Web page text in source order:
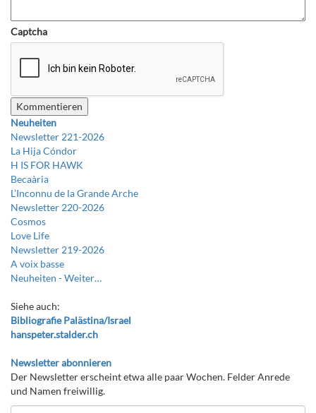
Captcha
Neuheiten
Newsletter 221-2026
La Hija Cóndor
H IS FOR HAWK
Becaària
L’Inconnu de la Grande Arche
Newsletter 220-2026
Cosmos
Love Life
Newsletter 219-2026
A voix basse
Neuheiten -Weiter…
Siehe auch:
Bibliografie Palästina/Israel
hanspeter.stalder.ch
Newsletter abonnieren
Der Newsletter erscheint etwa alle paar Wochen. Felder Anrede
und Namen freiwillig.